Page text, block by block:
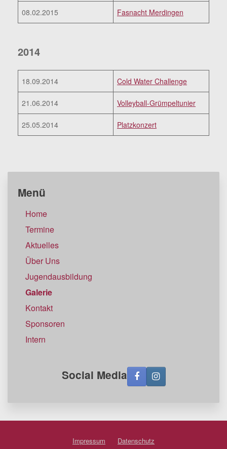
08.02.2015 Fasnacht Merdingen
2014
18.09.2014 Cold Water Challenge
21.06.2014 Volleyball-Grümpeltunier
25.05.2014 Platzkonzert
Menü
Home
Termine
Aktuelles
Über Uns
Jugendausbildung
Galerie
Kontakt
Sponsoren
Intern
Social Media
Impressum Datenschutz